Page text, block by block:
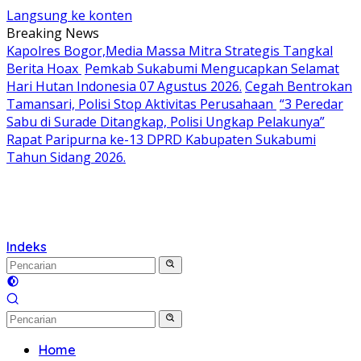
Langsung ke konten
Breaking News
Kapolres Bogor,Media Massa Mitra Strategis Tangkal
Berita Hoax Pemkab Sukabumi Mengucapkan Selamat
Hari Hutan Indonesia 07 Agustus 2026. Cegah Bentrokan
Tamansari, Polisi Stop Aktivitas Perusahaan “3 Peredar
Sabu di Surade Ditangkap, Polisi Ungkap Pelakunya”
Rapat Paripurna ke-13 DPRD Kabupaten Sukabumi
Tahun Sidang 2026.
Indeks
Home